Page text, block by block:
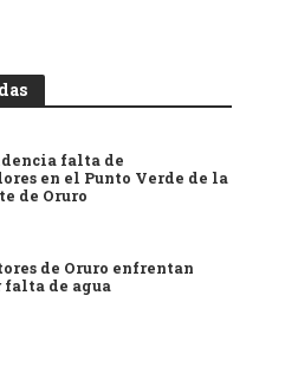
falta de
en el Punto Verde de la
de Oruro
de Oruro enfrentan
falta de agua